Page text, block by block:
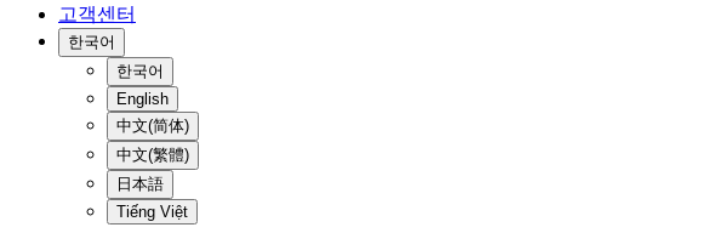
고객센터
한국어
한국어
English
中文(简体)
中文(繁體)
日本語
Tiếng Việt